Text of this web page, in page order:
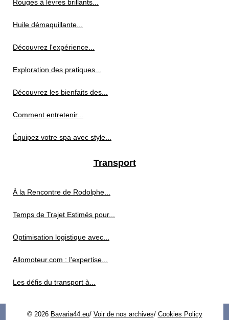
Rouges à lèvres brillants...
Huile démaquillante...
Découvrez l'expérience...
Exploration des pratiques...
Découvrez les bienfaits des...
Comment entretenir...
Équipez votre spa avec style...
Transport
À la Rencontre de Rodolphe...
Temps de Trajet Estimés pour...
Optimisation logistique avec...
Allomoteur.com : l'expertise...
Les défis du transport à...
© 2026 Bavaria44.eu/ Voir de nos archives/ Cookies Policy